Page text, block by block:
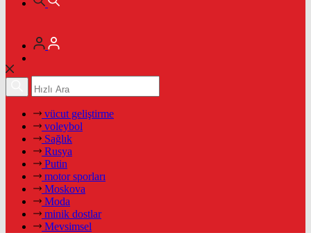
vücut geliştirme
voleybol
Sağlık
Rusya
Putin
motor sporları
Moskova
Moda
minik dostlar
Mevsimsel